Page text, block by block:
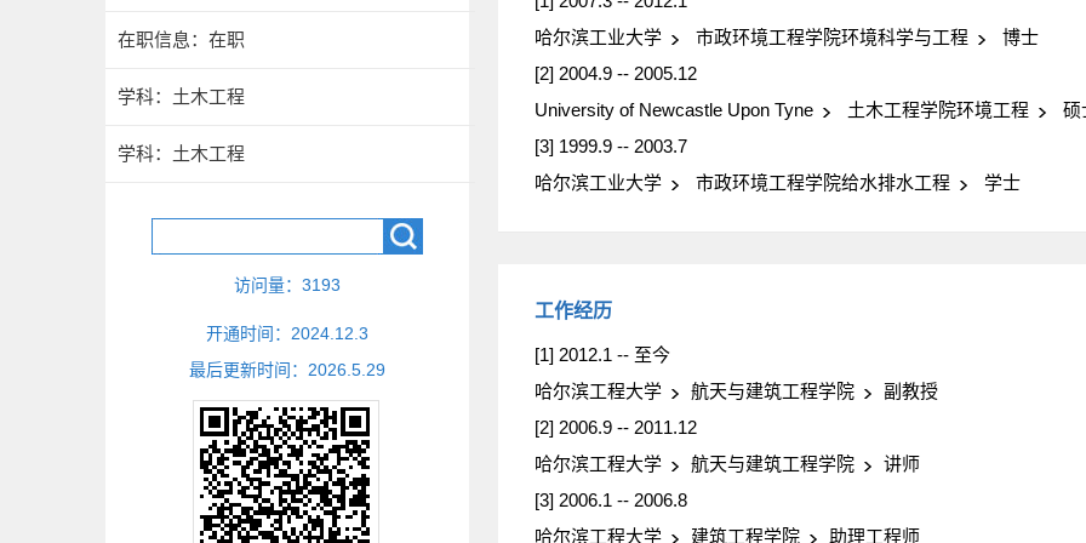
在职信息：在职
学科：土木工程
学科：土木工程
访问量： 3193
开通时间： 2024 12 3
最后更新时间： 2026 5 29
哈尔滨工业大学
市政环境工程学院环境科学与工程
博士
[2] 2004.9 -- 2005.12
University of Newcastle Upon Tyne
土木工程学院环境工程
硕
[3] 1999.9 -- 2003.7
哈尔滨工业大学
市政环境工程学院给水排水工程 学士
工作经历
[1] 2012.1 -- 至今
哈尔滨工程大学
航天与建筑工程学院
副教授
[2] 2006.9 -- 2011.12
哈尔滨工程大学
航天与建筑工程学院
讲师
[3] 2006.1 -- 2006.8
哈尔滨工程大学
建筑工程学院 助理工程师